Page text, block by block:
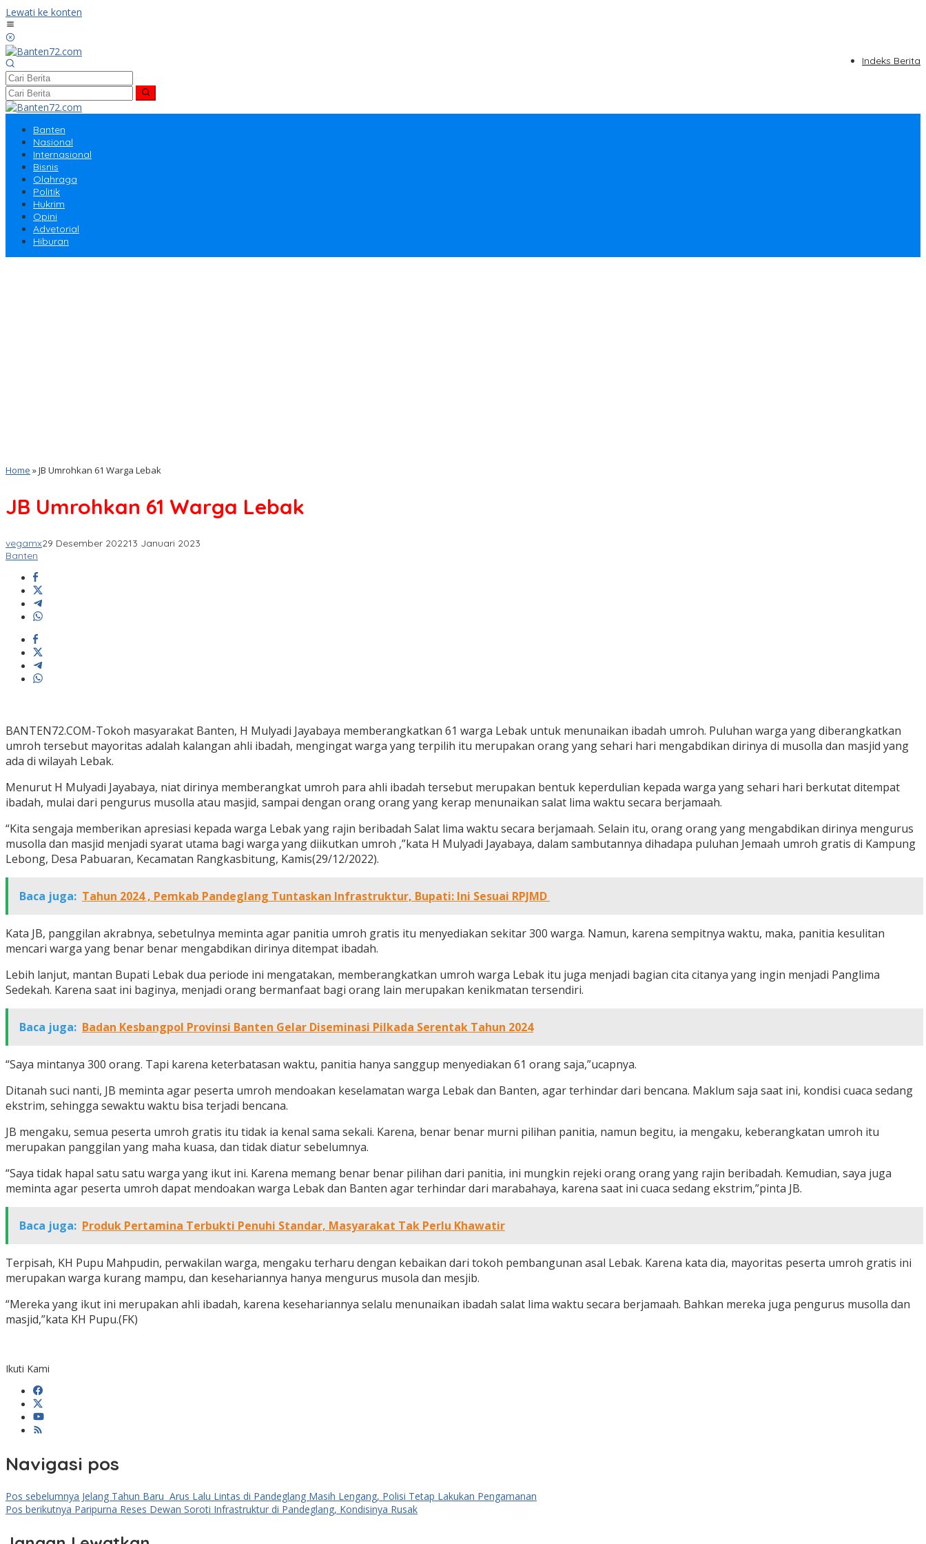
Lewati ke konten
Indeks Berita
Banten
Nasional
Internasional
Bisnis
Olahraga
Politik
Hukrim
Opini
Advetorial
Hiburan
Home »JB Umrohkan 61 Warga Lebak
JB Umrohkan 61 Warga Lebak
vegamx29 Desember 202213 Januari 2023
Banten
BANTEN72.COM-Tokoh masyarakat Banten, H Mulyadi Jayabaya memberangkatkan 61 warga Lebak untuk menunaikan ibadah umroh. Puluhan warga yang diberangkatkan
umroh tersebut mayoritas adalah kalangan ahli ibadah, mengingat warga yang terpilih itu merupakan orang yang sehari hari mengabdikan dirinya di musolla dan masjid yang
ada di wilayah Lebak.
Menurut H Mulyadi Jayabaya, niat dirinya memberangkat umroh para ahli ibadah tersebut merupakan bentuk keperdulian kepada warga yang sehari hari berkutat ditempat
ibadah, mulai dari pengurus musolla atau masjid, sampai dengan orang orang yang kerap menunaikan salat lima waktu secara berjamaah.
“Kita sengaja memberikan apresiasi kepada warga Lebak yang rajin beribadah Salat lima waktu secara berjamaah. Selain itu, orang orang yang mengabdikan dirinya mengurus
musolla dan masjid menjadi syarat utama bagi warga yang diikutkan umroh ,”kata H Mulyadi Jayabaya, dalam sambutannya dihadapa puluhan Jemaah umroh gratis di Kampung
Lebong, Desa Pabuaran, Kecamatan Rangkasbitung, Kamis(29/12/2022).
Baca juga: Tahun 2024 , Pemkab Pandeglang Tuntaskan Infrastruktur, Bupati: Ini Sesuai RPJMD
Kata JB, panggilan akrabnya, sebetulnya meminta agar panitia umroh gratis itu menyediakan sekitar 300 warga. Namun, karena sempitnya waktu, maka, panitia kesulitan
mencari warga yang benar benar mengabdikan dirinya ditempat ibadah.
Lebih lanjut, mantan Bupati Lebak dua periode ini mengatakan, memberangkatkan umroh warga Lebak itu juga menjadi bagian cita citanya yang ingin menjadi Panglima
Sedekah. Karena saat ini baginya, menjadi orang bermanfaat bagi orang lain merupakan kenikmatan tersendiri.
Baca juga: Badan Kesbangpol Provinsi Banten Gelar Diseminasi Pilkada Serentak Tahun 2024
“Saya mintanya 300 orang. Tapi karena keterbatasan waktu, panitia hanya sanggup menyediakan 61 orang saja,”ucapnya.
Ditanah suci nanti, JB meminta agar peserta umroh mendoakan keselamatan warga Lebak dan Banten, agar terhindar dari bencana. Maklum saja saat ini, kondisi cuaca sedang
ekstrim, sehingga sewaktu waktu bisa terjadi bencana.
JB mengaku, semua peserta umroh gratis itu tidak ia kenal sama sekali. Karena, benar benar murni pilihan panitia, namun begitu, ia mengaku, keberangkatan umroh itu
merupakan panggilan yang maha kuasa, dan tidak diatur sebelumnya.
“Saya tidak hapal satu satu warga yang ikut ini. Karena memang benar benar pilihan dari panitia, ini mungkin rejeki orang orang yang rajin beribadah. Kemudian, saya juga
meminta agar peserta umroh dapat mendoakan warga Lebak dan Banten agar terhindar dari marabahaya, karena saat ini cuaca sedang ekstrim,”pinta JB.
Baca juga: Produk Pertamina Terbukti Penuhi Standar, Masyarakat Tak Perlu Khawatir
Terpisah, KH Pupu Mahpudin, perwakilan warga, mengaku terharu dengan kebaikan dari tokoh pembangunan asal Lebak. Karena kata dia, mayoritas peserta umroh gratis ini
merupakan warga kurang mampu, dan kesehariannya hanya mengurus musola dan mesjib.
“Mereka yang ikut ini merupakan ahli ibadah, karena kesehariannya selalu menunaikan ibadah salat lima waktu secara berjamaah. Bahkan mereka juga pengurus musolla dan
masjid,”kata KH Pupu.(FK)
Ikuti Kami
Navigasi pos
Pos sebelumnya Jelang Tahun Baru Arus Lalu Lintas di Pandeglang Masih Lengang, Polisi Tetap Lakukan Pengamanan
Pos berikutnya Paripurna Reses Dewan Soroti Infrastruktur di Pandeglang, Kondisinya Rusak